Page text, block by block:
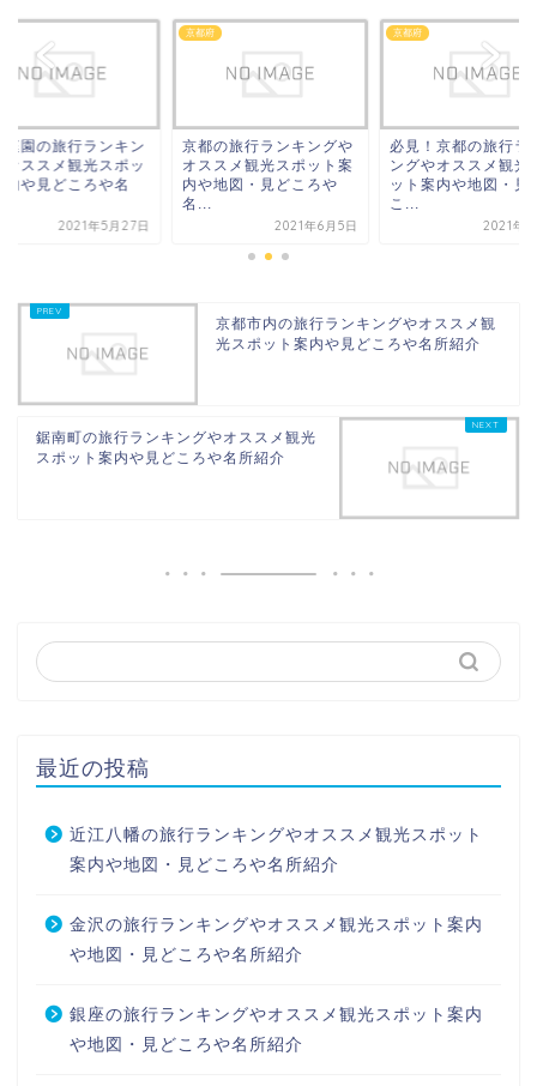
庭園の旅行ランキン
オススメ観光スポッ
内や見どころや名
2021年5月27日
京都府
京都の旅行ランキングや
オススメ観光スポット案
内や地図・見どころや
名...
2021年6月5日
京都府
必見！京都の旅行ラ
ングやオススメ観光
ット案内や地図・見
こ...
2021年6
京都市内の旅行ランキングやオススメ観
光スポット案内や見どころや名所紹介
鋸南町の旅行ランキングやオススメ観光
スポット案内や見どころや名所紹介
最近の投稿
近江八幡の旅行ランキングやオススメ観光スポット
案内や地図・見どころや名所紹介
金沢の旅行ランキングやオススメ観光スポット案内
や地図・見どころや名所紹介
銀座の旅行ランキングやオススメ観光スポット案内
や地図・見どころや名所紹介